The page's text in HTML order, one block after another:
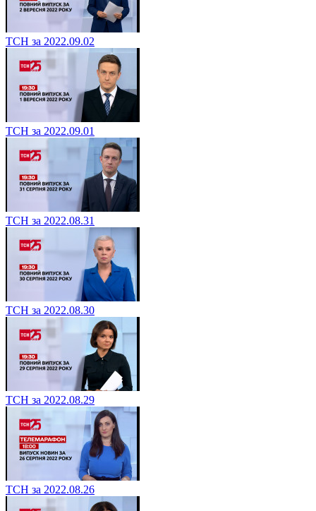
ТСН за 2022.09.02
ТСН за 2022.09.01
ТСН за 2022.08.31
ТСН за 2022.08.30
ТСН за 2022.08.29
ТСН за 2022.08.26